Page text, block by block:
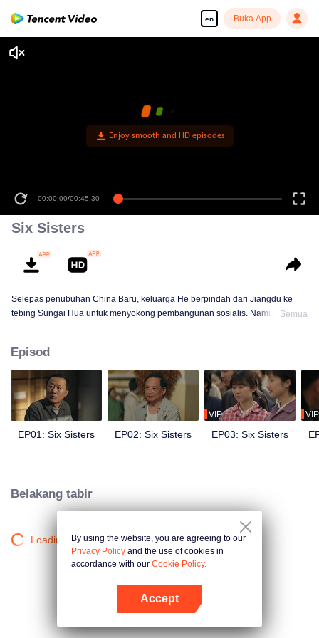
en Buka App
Enjoy smooth and HD episodes
00:00:00/00:45:30
Six Sisters
Selepas penubuhan China Baru, keluarga He berpindah dari Jiangdu ke
tebing Sungai Hua untuk menyokong pembangunan sosialis. Namun,
kehidupan bersama. Mampukah mereka menemukan makna sebenar
sebuah keluarga di tengah-tengah cabaran kehidupan?
Semua
Episod
EP01: Six Sisters EP02: Six Sisters
VIP
EP03: Six Sisters
VIP
Belakang tabir
Loading…By using the website, you are agreeing to our
Privacy Policy and the use of cookies in
accordance with our Cookie Policy.
Accept